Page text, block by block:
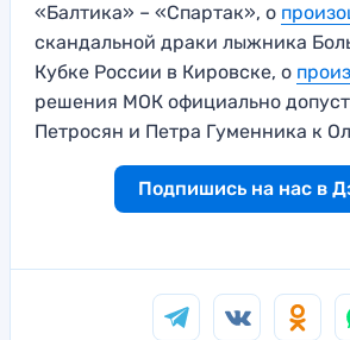
«Балтика» – «Спартак», о
скандальной драки лыжника
Кубке России в Кировске, о
решения МОК официально
Петросян и Петра Гуменника к
Подпишись на нас в